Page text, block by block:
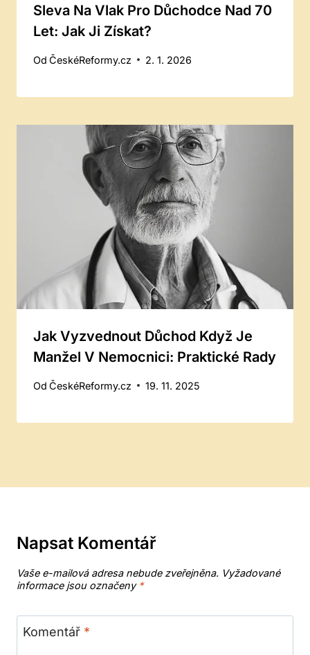
Sleva Na Vlak Pro Důchodce Nad 70
Let: Jak Ji Získat?
Od ČeskéReformy.cz 2. 1. 2026
Jak Vyzvednout Důchod Když Je
Manžel V Nemocnici: Praktické Rady
Od ČeskéReformy.cz 19. 11. 2025
Napsat Komentář
Vaše e-mailová adresa nebude zveřejněna. Vyžadované
informace jsou označeny *
Komentář *